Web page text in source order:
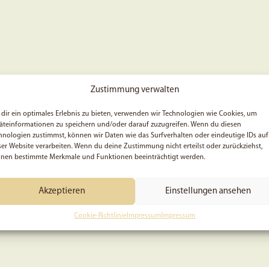
Zustimmung verwalten
dir ein optimales Erlebnis zu bieten, verwenden wir Technologien wie Cookies, um
zu speichern und/oder darauf zuzugreifen. Wenn du diesen
zustimmst, können wir Daten wie das Surfverhalten oder eindeutige IDs auf
Website verarbeiten. Wenn du deine Zustimmung nicht erteilst oder zurückziehst,
bestimmte Merkmale und Funktionen beeinträchtigt werden.
Akzeptieren Einstellungen ansehen
Cookie-Richtlinie Impressum Impressum